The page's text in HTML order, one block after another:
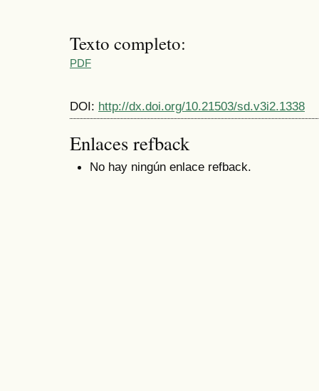
Texto completo:
PDF
DOI: http://dx.doi.org/10.21503/sd.v3i2.1338
Enlaces refback
No hay ningún enlace refback.